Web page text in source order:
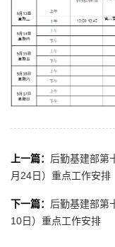
上一篇： 后勤基建部第
月24日）重点工作安排
下一篇： 后勤基建部第
10日）重点工作安排